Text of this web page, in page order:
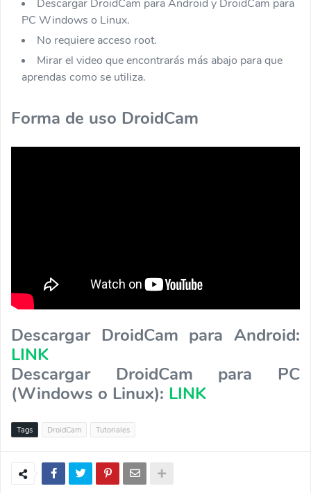
Descargar DroidCam para Android y DroidCam para
PC Windows o Linux.
No requiere acceso root.
Mirar el video que encontrarás más abajo para que
aprendas como se utiliza.
Forma de uso DroidCam
Descargar DroidCam para Android:
LINK
Descargar DroidCam para PC
(Windows o Linux): LINK
Tags DroidCam Tutoriales